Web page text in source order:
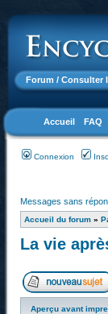
Forum / Consulter
Accueil FAQ
Connexion
Messages sans
Accueil du forum »
La vie
Aperçu avant